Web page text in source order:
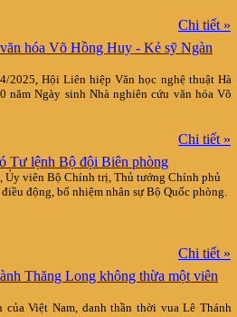
Chi tiết »
hóa Võ Hồng Huy - Kẻ sỹ Ngàn
2025, Hội Liên hiệp Văn học nghệ thuật Hà
năm Ngày sinh Nhà nghiên cứu văn hóa Võ
Chi tiết »
Tư lệnh Bộ đội Biên phòng
Ủy viên Bộ Chính trị, Thủ tướng Chính phủ
động, bổ nhiệm nhân sự Bộ Quốc phòng.
Chi tiết »
Thăng Long không thừa một viên
Việt Nam, danh thần thời vua Lê Thánh